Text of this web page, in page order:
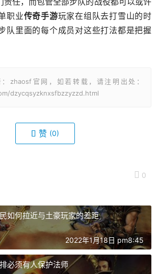
职业传奇手游玩家在组队去打雪山的时
队里面的每个成员对这些打法都是把握
zhaosf官网，如若转载，请注明出处：
dzycqsyzknxsfbzzyzzd.html
赞 (0)
0
如何拉近与土豪玩家的差距
2022年1月18日 pm8:45
必须有人保护法师